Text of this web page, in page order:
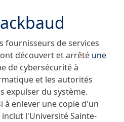
fournisseurs de services
découvert et arrêté une
de cybersécurité à
et les autorités
expulser du système.
à enlever une copie d'un
l'Université Sainte-